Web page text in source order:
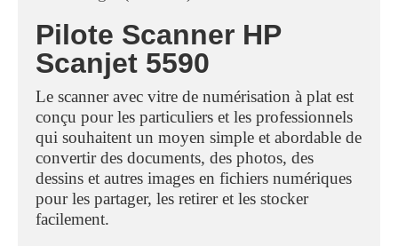
Pilote Scanner HP
Scanjet 5590
Le scanner avec vitre de numérisation à plat est
conçu pour les particuliers et les professionnels
qui souhaitent un moyen simple et abordable de
convertir des documents, des photos, des
dessins et autres images en fichiers numériques
pour les partager, les retirer et les stocker
facilement.